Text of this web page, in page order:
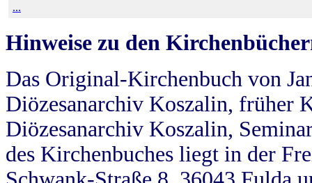
...
Hinweise zu den
Das Original-Kirchenbuch von
Diözesanarchiv Koszalin, früher
Diözesanarchiv Koszalin,
des Kirchenbuches liegt in der